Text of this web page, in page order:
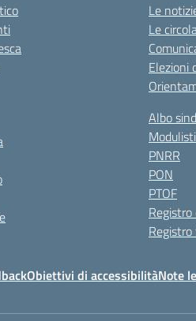
Le
Le
Elezioni
Albo
PNRR
PON
PTOF
Obiettivi di accessibilitàNote